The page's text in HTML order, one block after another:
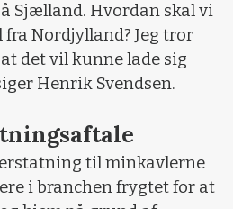
Sjælland. Hvordan skal vi
Nordjylland? Jeg tror
det vil kunne lade sig
Henrik Svendsen.
til minkavlerne
i branchen frygtet for at